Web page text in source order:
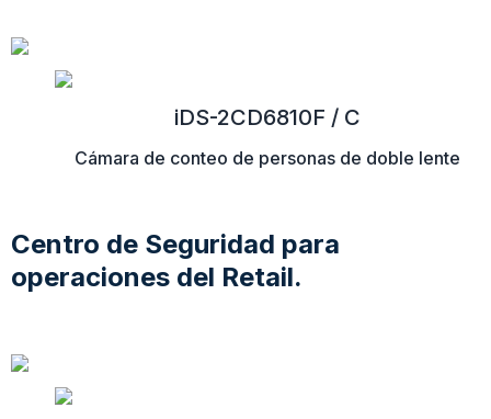
iDS-2CD6810F / C
Cámara de conteo de personas de doble lente
Centro de Seguridad para
operaciones del Retail.